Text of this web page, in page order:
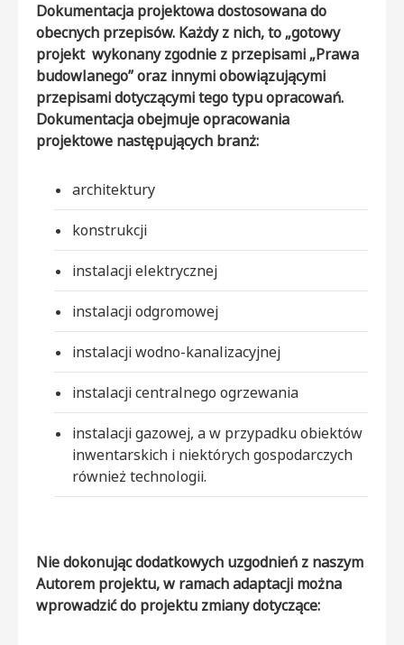
Dokumentacja projektowa dostosowana do
obecnych przepisów. Każdy z nich, to „gotowy
projekt wykonany zgodnie z przepisami „Prawa
budowlanego” oraz innymi obowiązującymi
przepisami dotyczącymi tego typu opracowań.
Dokumentacja obejmuje opracowania
projektowe następujących branż:
architektury
konstrukcji
instalacji elektrycznej
instalacji odgromowej
instalacji wodno-kanalizacyjnej
instalacji centralnego ogrzewania
instalacji gazowej, a w przypadku obiektów
inwentarskich i niektórych gospodarczych
również technologii.
Nie dokonując dodatkowych uzgodnień z naszym
Autorem projektu, w ramach adaptacji można
wprowadzić do projektu zmiany dotyczące: